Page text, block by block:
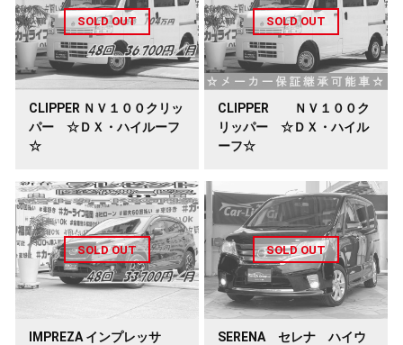
CLIPPER ＮＶ１００クリッ
パー ☆ＤＸ・ハイルーフ
☆
CLIPPER ＮＶ１００ク
リッパー ☆ＤＸ・ハイル
ーフ☆
IMPREZA インプレッサ
SERENA セレナ ハイウ